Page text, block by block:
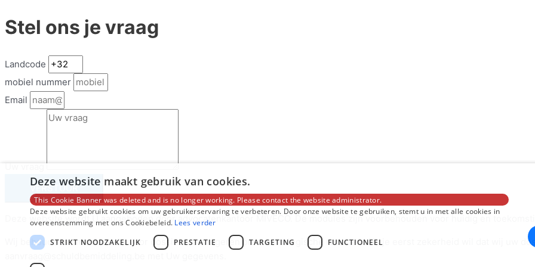
Stel ons je vraag
Landcode
mobiel nummer
Email
VERSTUUR
Deze website wordt U aangeboden door advocatenkantoor MIVECO. De modules zijn voorbehouden voor huidig en
Wij behoudens ons het recht voor dossiers te weigeren om deontologische redenen. Als je eerst zekerheid wil dat wij uw
Deze website maakt gebruik van cookies.
This Cookie Banner was deleted and is no longer working. Please contact the website administrator.
Deze website gebruikt cookies om uw gebruikerservaring te verbeteren. Door onze website te gebruiken, stemt u in met alle cookies in
overeenstemming met ons Cookiebeleid. Lees verder
STRIKT NOODZAKELIJK
PRESTATIE TARGETING FUNCTIONEEL